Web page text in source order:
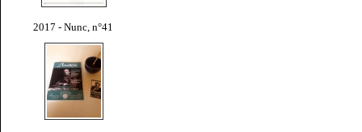
2017 - Nunc, n°41